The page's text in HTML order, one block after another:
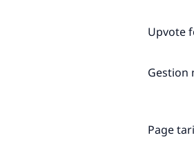
Upvote
Gestion
Page